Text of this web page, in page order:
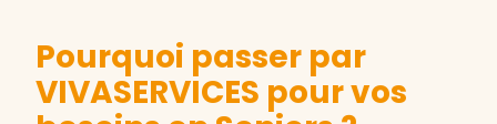
Pourquoi passer par
VIVASERVICES pour vos